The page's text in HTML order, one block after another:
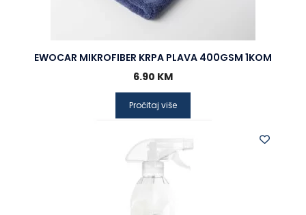
EWOCAR MIKROFIBER KRPA PLAVA 400GSM 1KOM
6.90 KM
Pročitaj više